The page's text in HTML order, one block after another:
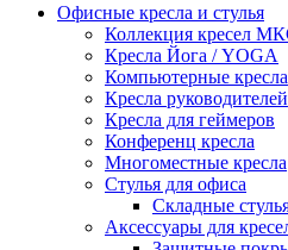
Офисные кресла и стулья
Коллекция кресел
Кресла Йога / YOGA
Компьютерные кресла
Кресла руководителей
Кресла для геймеров
Конференц кресла
Многоместные кресла
Стулья для офиса
Складные
Аксессуары для